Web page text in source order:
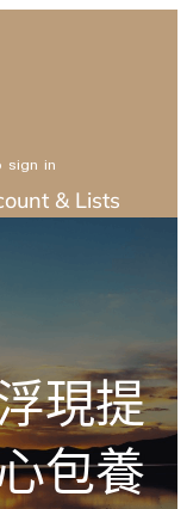
sign in
& Lists
現提
包養